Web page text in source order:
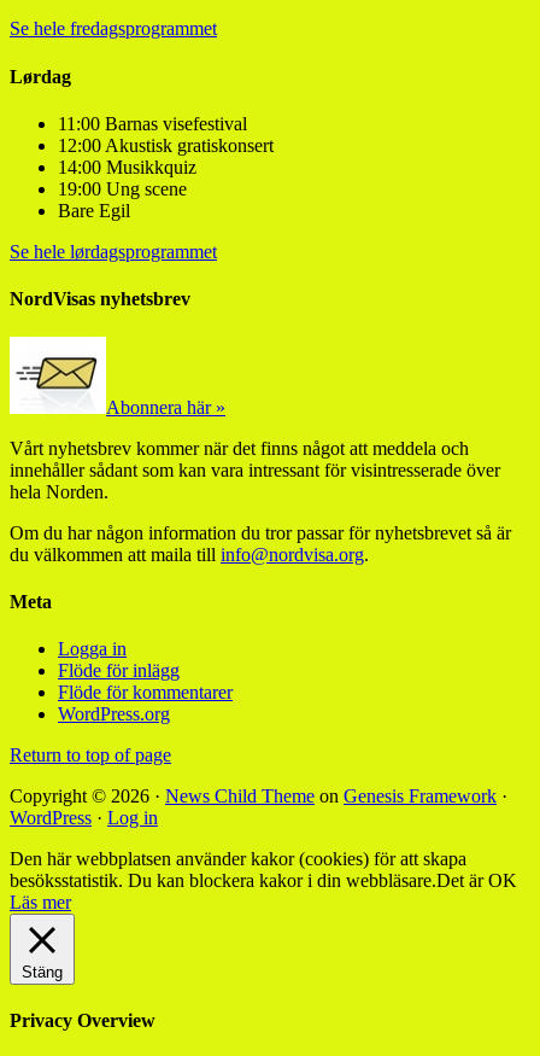
Se hele fredagsprogrammet
Lørdag
11:00 Barnas visefestival
12:00 Akustisk gratiskonsert
14:00 Musikkquiz
19:00 Ung scene
Bare Egil
Se hele lørdagsprogrammet
NordVisas nyhetsbrev
Abonnera här »
Vårt nyhetsbrev kommer när det finns något att meddela och
innehåller sådant som kan vara intressant för visintresserade över
hela Norden.
Om du har någon information du tror passar för nyhetsbrevet så är
du välkommen att maila till info@nordvisa.org.
Meta
Logga in
Flöde för inlägg
Flöde för kommentarer
WordPress.org
Return to top of page
Copyright © 2026 · News Child Theme on Genesis Framework ·
WordPress · Log in
Den här webbplatsen använder kakor (cookies) för att skapa
besöksstatistik. Du kan blockera kakor i din webbläsare.Det är OK
Läs mer
Stäng
Privacy Overview